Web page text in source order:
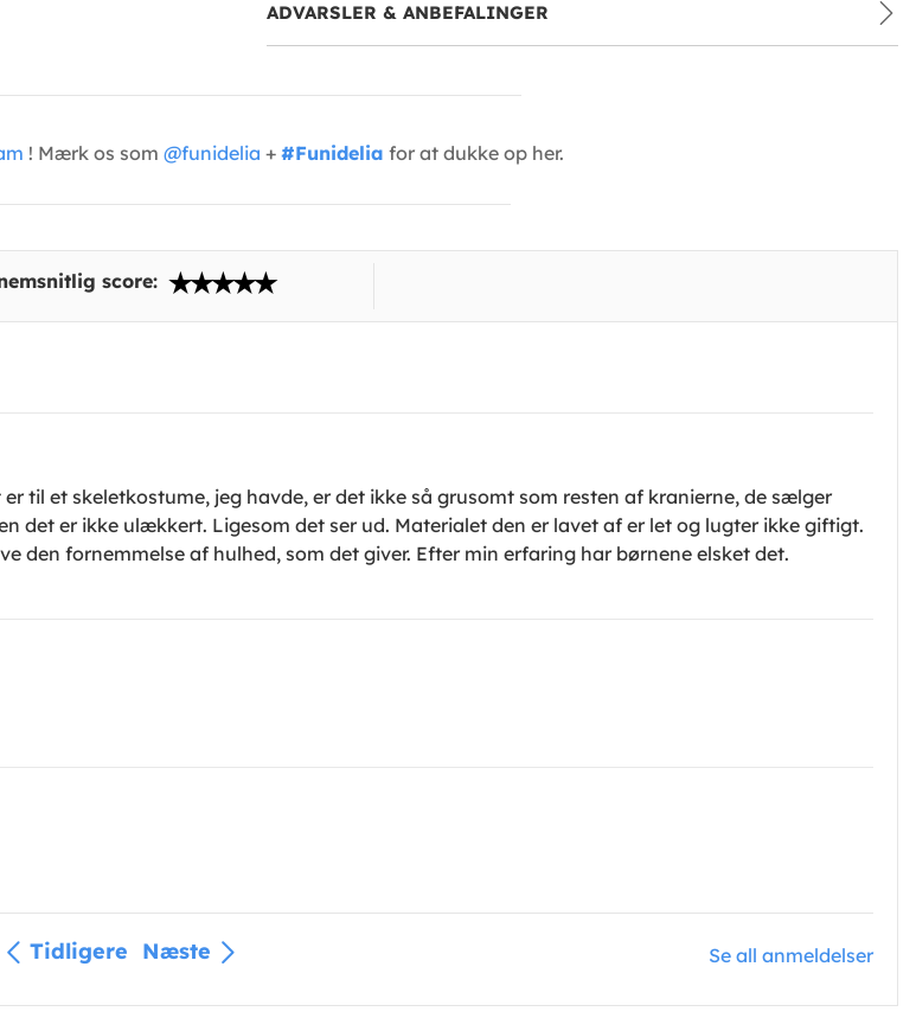
ADVARSLER & ANBEFALINGER
! Mærk os som @funidelia + #Funidelia for at dukke op her.
score:
til et skeletkostume, jeg havde, er det ikke så grusomt som resten af kranierne, de sælger
det er ikke ulækkert. Ligesom det ser ud. Materialet den er lavet af er let og lugter ikke giftigt.
den fornemmelse af hulhed, som det giver. Efter min erfaring har børnene elsket det.
Tidligere Næste Se all anmeldelser